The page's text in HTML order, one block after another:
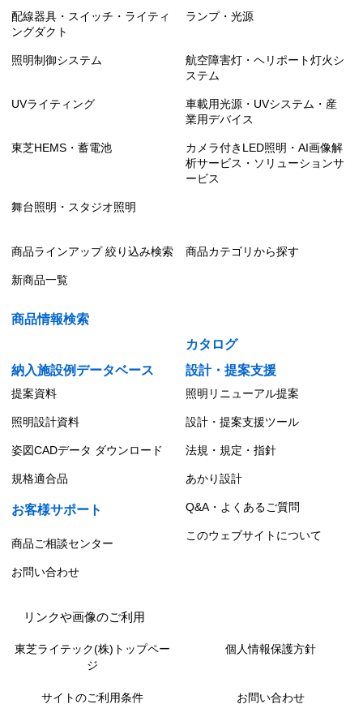
配線器具・スイッチ・ライティ
ングダクト
ランプ・光源
照明制御システム
航空障害灯・ヘリポート灯火シ
ステム
UVライティング
車載用光源・UVシステム・産
業用デバイス
東芝HEMS・蓄電池
カメラ付きLED照明・AI画像解
析サービス・ソリューションサ
ービス
舞台照明・スタジオ照明
商品ラインアップ 絞り込み検索 商品カテゴリから探す
新商品一覧
商品情報検索
カタログ
納入施設例データベース
設計・提案支援
提案資料 照明リニューアル提案
照明設計資料 設計・提案支援ツール
姿図CADデータ ダウンロード 法規・規定・指針
規格適合品 あかり設計
お客様サポート Q&A・よくあるご質問
商品ご相談センター
このウェブサイトについて
お問い合わせ
リンクや画像のご利用
東芝ライテック(株)トップペー
ジ
個人情報保護方針
サイトのご利用条件 お問い合わせ